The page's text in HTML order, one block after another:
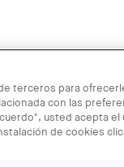
terceros para
con las
usted acepta
de cookies